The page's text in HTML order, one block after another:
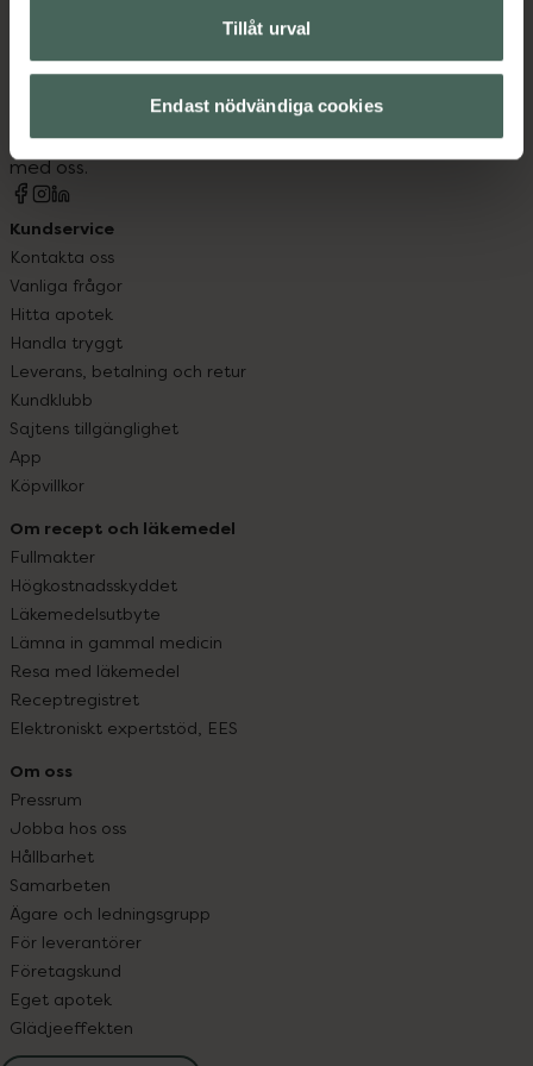
Tillåt urval
Endast nödvändiga cookies
syd till Lappland i norr, och online i mobilen och på
datorn. Oavsett vem du är så är det vårt uppdrag att
hjälpa just dig att må lite bättre. Välkommen att prata
med oss.
Kundservice
Kontakta oss
Vanliga frågor
Hitta apotek
Handla tryggt
Leverans, betalning och retur
Kundklubb
Sajtens tillgänglighet
App
Köpvillkor
Om recept och läkemedel
Fullmakter
Högkostnadsskyddet
Läkemedelsutbyte
Lämna in gammal medicin
Resa med läkemedel
Receptregistret
Elektroniskt expertstöd, EES
Om oss
Pressrum
Jobba hos oss
Hållbarhet
Samarbeten
Ägare och ledningsgrupp
För leverantörer
Företagskund
Eget apotek
Glädjeeffekten